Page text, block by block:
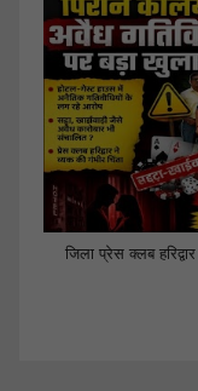
जिला प्रेस क्लब